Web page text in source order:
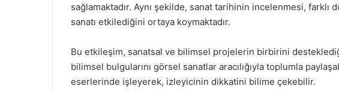
sağlamaktadır. Aynı şekilde, sanat tarihinin incelenmesi,
sanatı etkilediğini ortaya koymaktadır.
Bu etkileşim, sanatsal ve bilimsel projelerin birbirini
bilimsel bulgularını görsel sanatlar aracılığıyla toplumla
eserlerinde işleyerek, izleyicinin dikkatini bilime çekebilir.